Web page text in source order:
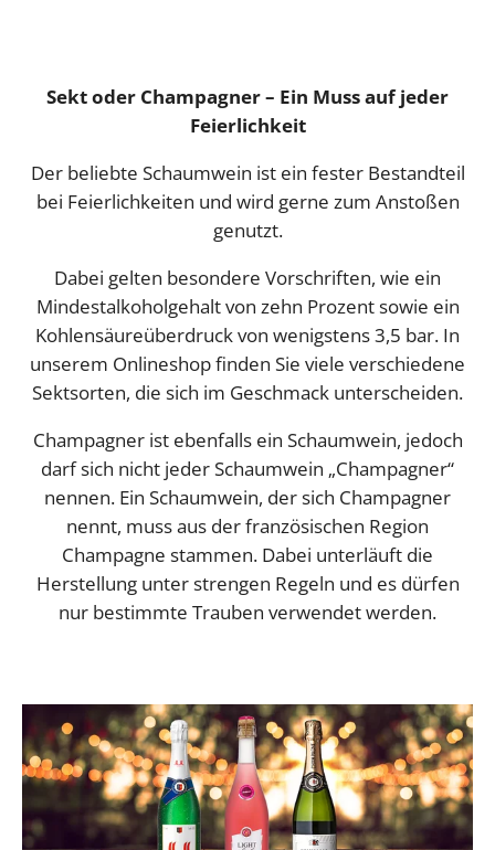
Sekt oder Champagner – Ein Muss auf jeder
Feierlichkeit
Der beliebte Schaumwein ist ein fester Bestandteil
bei Feierlichkeiten und wird gerne zum Anstoßen
genutzt.
Dabei gelten besondere Vorschriften, wie ein
Mindestalkoholgehalt von zehn Prozent sowie ein
Kohlensäureüberdruck von wenigstens 3,5 bar. In
unserem Onlineshop finden Sie viele verschiedene
Sektsorten, die sich im Geschmack unterscheiden.
Champagner ist ebenfalls ein Schaumwein, jedoch
darf sich nicht jeder Schaumwein „Champagner“
nennen. Ein Schaumwein, der sich Champagner
nennt, muss aus der französischen Region
Champagne stammen. Dabei unterläuft die
Herstellung unter strengen Regeln und es dürfen
nur bestimmte Trauben verwendet werden.